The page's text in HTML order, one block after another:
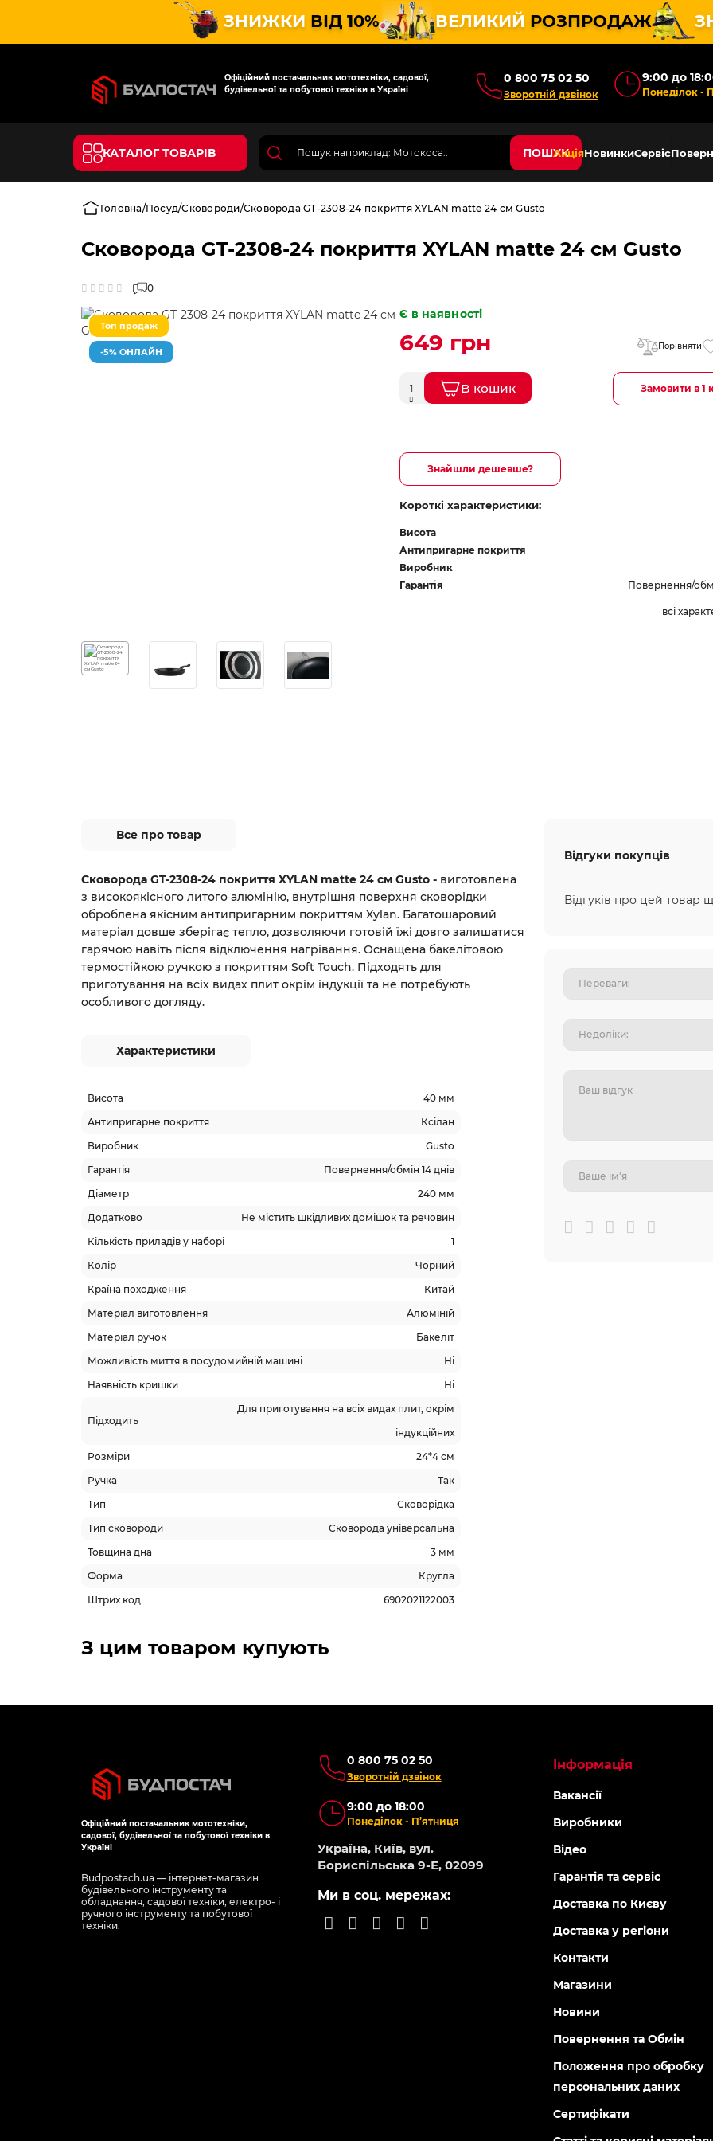
ЗНИЖКИ ВІД 10% ВЕЛИКИЙ РОЗПРОДАЖ
Офіційний постачальник мототехніки, садової,
будівельної та побутової техніки в Україні
0 800 75 02 50
Зворотній дзвінок
9:00 до
Понеділок -
КАТАЛОГ ТОВАРІВ ПОШУКАкціяНовинкиСервіс
Головна Посуд Сковороди Сковорода GT-2308-24 покриття XYLAN matte 24 см Gusto
Сковорода GT-2308-24 покриття XYLAN matte 24 см Gusto
0
Топ продаж
-5% ОНЛАЙН
Є в наявності
649 грн Порівняти
В кошик Замовити в 1
Знайшли дешевше?
Короткі характеристики:
Висота
Антипригарне покриття
Виробник
Гарантія
Повернення/
всі
Все про товар
Сковорода GT-2308-24 покриття XYLAN matte 24 см Gusto - виготовлена ​​
з високоякісного литого алюмінію, внутрішня поверхня сковорідки
оброблена якісним антипригарним покриттям Xylan. Багатошаровий
матеріал довше зберігає тепло, дозволяючи готовій їжі довго залишатися
гарячою навіть після відключення нагрівання. Оснащена бакелітовою
термостійкою ручкою з покриттям Soft Touch. Підходять для
приготування на всіх видах плит окрім індукції та не потребують
особливого догляду.
Характеристики
Висота
40 мм
Антипригарне покриття
Ксілан
Виробник
Gusto
Гарантія
Повернення/обмін 14 днів
Діаметр
240 мм
Додатково
Не містить шкідливих домішок та речовин
Кількість приладів у наборі
1
Колір
Чорний
Країна походження
Китай
Матеріал виготовлення
Алюміній
Матеріал ручок
Бакеліт
Можливість миття в посудомийній машині
Ні
Наявність кришки
Ні
Підходить
Для приготування на всіх видах плит, окрім
індукційних
Розміри
24*4 см
Ручка
Так
Тип
Сковорідка
Тип сковороди
Сковорода універсальна
Товщина дна
3 мм
Форма
Кругла
Штрих код
6902021122003
Відгуки покупців
Відгуків про цей товар
-5% ОНЛАЙН -5% ОНЛАЙН АКЦІЯ -60%
-5% ОНЛАЙН
Сковорідка OLIVE PR-2102-28
мм PEPPER0
1 405 грн
560 грн